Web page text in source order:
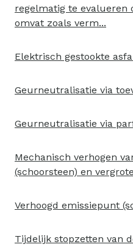
regelmatig te evalueren
omvat zoals verm...
Elektrisch gestookte
Geurneutralisatie via
Geurneutralisatie via
Mechanisch verhogen
(schoorsteen) en
Verhoogd emissiepunt
Tijdelijk stopzetten van